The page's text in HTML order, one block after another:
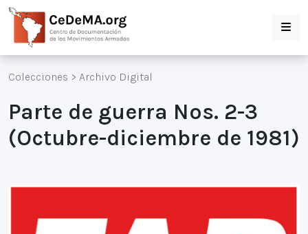
Colecciones > Archivo Digital
Parte de guerra Nos. 2-3
(Octubre-diciembre de 1981)